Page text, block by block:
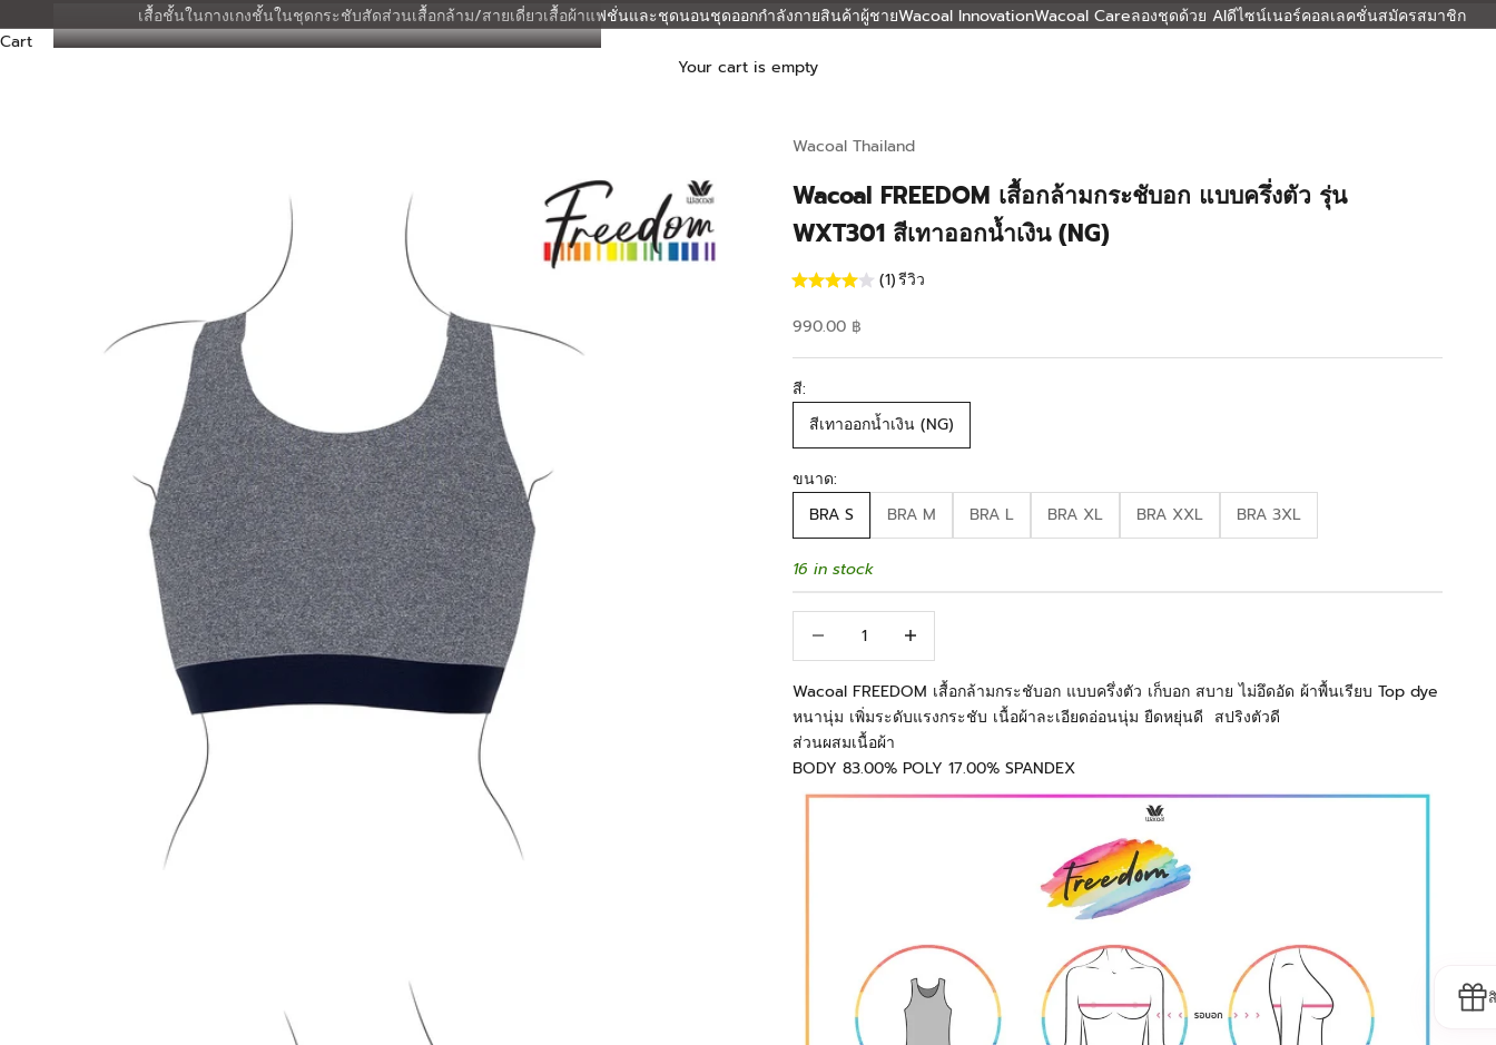
เสื้อชั้นในกางเกงชั้นในชุดกระชับสัดส่วนเสื้อกล้าม/สายเดี่ยวเสื้อผ้าแฟชั่นและชุดนอนชุดออกกำลังกายสินค้าผู้ชายWacoal InnovationWacoal Careลองชุดด้วย AIดีไซน์เนอร์คอลเลคชั่นสมัครสมาชิก
Cart
Your cart is empty
Wacoal Thailand
Wacoal FREEDOM เสื้อกล้ามกระชับอก แบบครึ่งตัว รุ่น
WXT301 สีเทาออกน้ำเงิน (NG)
(1)รีวิว
Sale price
990.00 ฿
สี:
สีเทาออกน้ำเงิน (NG)
ขนาด:
BRA S
BRA M BRA L BRA XL BRA XXL BRA 3XL
16 in stock
Wacoal FREEDOM เสื้อกล้ามกระชับอก แบบครึ่งตัว เก็บอก สบาย ไม่อึดอัด ผ้าพื้นเรียบ Top dye
หนานุ่ม เพิ่มระดับแรงกระชับ เนื้อผ้าละเอียดอ่อนนุ่ม ยืดหยุ่นดี สปริงตัวดี
ส่วนผสมเนื้อผ้า
BODY 83.00% POLY 17.00% SPANDEX